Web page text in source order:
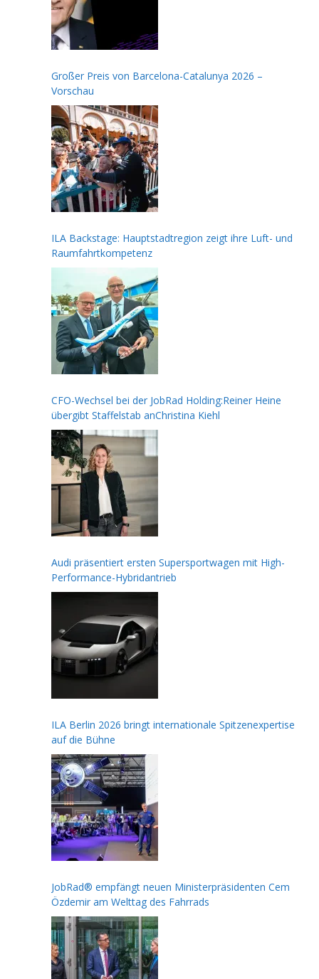
Großer Preis von Barcelona-Catalunya 2026 –
Vorschau
ILA Backstage: Hauptstadtregion zeigt ihre Luft- und
Raumfahrtkompetenz
CFO-Wechsel bei der JobRad Holding:Reiner Heine
übergibt Staffelstab anChristina Kiehl
Audi präsentiert ersten Supersportwagen mit High-
Performance-Hybridantrieb
ILA Berlin 2026 bringt internationale Spitzenexpertise
auf die Bühne
JobRad® empfängt neuen Ministerpräsidenten Cem
Özdemir am Welttag des Fahrrads